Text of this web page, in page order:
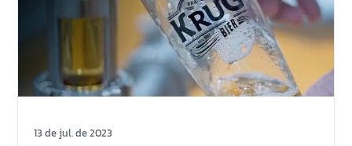
13 de jul. de 2023